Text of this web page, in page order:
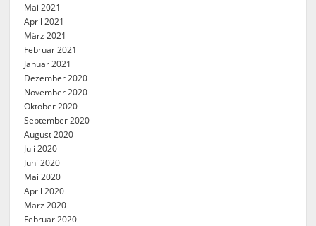
Mai 2021
April 2021
März 2021
Februar 2021
Januar 2021
Dezember 2020
November 2020
Oktober 2020
September 2020
August 2020
Juli 2020
Juni 2020
Mai 2020
April 2020
März 2020
Februar 2020